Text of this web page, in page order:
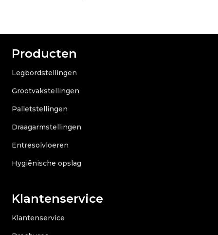
Producten
Legbordstellingen
Grootvakstellingen
Palletstellingen
Draagarmstellingen
Entresolvloeren
Hygiënische opslag
Klantenservice
Klantenservice